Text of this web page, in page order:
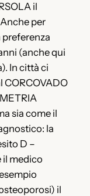
il
per
preferenza
(anche qui
In città ci
CORCOVADO
sia come il
la
D –
il medico
il